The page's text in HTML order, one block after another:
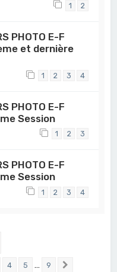
1 2
PHOTO E-F
et dernière
1 2 3 4
PHOTO E-F
Session
1 2 3
PHOTO E-F
Session
1 2 3 4
4 5 … 9